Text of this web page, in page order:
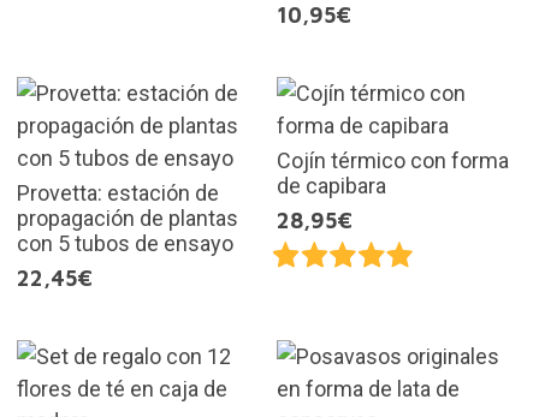
10,95€
Provetta: estación de
propagación de plantas
con 5 tubos de ensayo
22,45€
Cojín térmico con forma
de capibara
28,95€